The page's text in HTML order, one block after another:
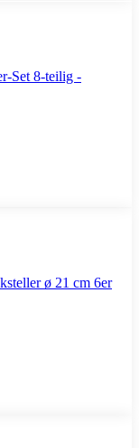
Set 8-teilig -
ø 21 cm 6er